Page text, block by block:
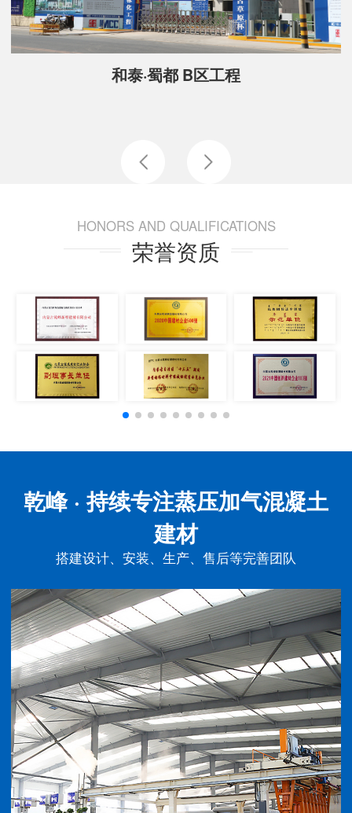
和泰·蜀都 B区工程
HONORS AND QUALIFICATIONS
荣誉资质
乾峰 · 持续专注蒸压加气混凝土
建材
搭建设计、安装、生产、售后等完善团队